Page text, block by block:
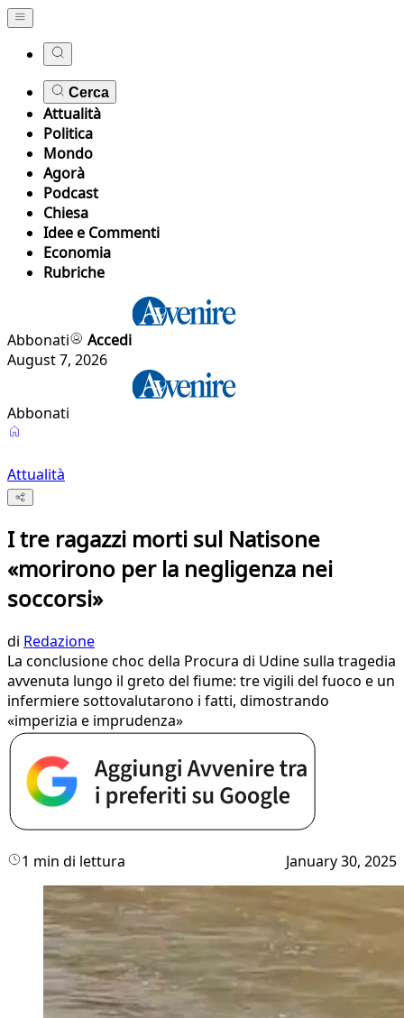
Cerca
Attualità
Politica
Mondo
Agorà
Podcast
Chiesa
Idee e Commenti
Economia
Rubriche
Abbonati
Accedi
August 7, 2026
Abbonati
Attualità
I tre ragazzi morti sul Natisone
«morirono per la negligenza nei
soccorsi»
di Redazione
La conclusione choc della Procura di Udine sulla tragedia
avvenuta lungo il greto del fiume: tre vigili del fuoco e un
infermiere sottovalutarono i fatti, dimostrando
«imperizia e imprudenza»
1 min di lettura January 30, 2025